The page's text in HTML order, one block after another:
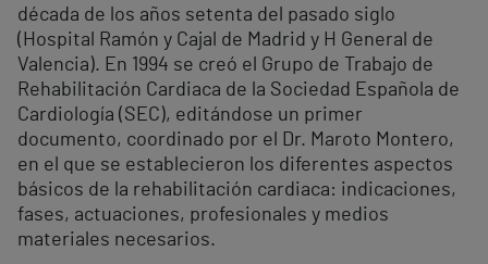
década de los años setenta del pasado siglo
(Hospital Ramón y Cajal de Madrid y H General de
Valencia). En 1994 se creó el Grupo de Trabajo de
Rehabilitación Cardiaca de la Sociedad Española de
Cardiología (SEC), editándose un primer
documento, coordinado por el Dr. Maroto Montero,
en el que se establecieron los diferentes aspectos
básicos de la rehabilitación cardiaca: indicaciones,
fases, actuaciones, profesionales y medios
materiales necesarios.